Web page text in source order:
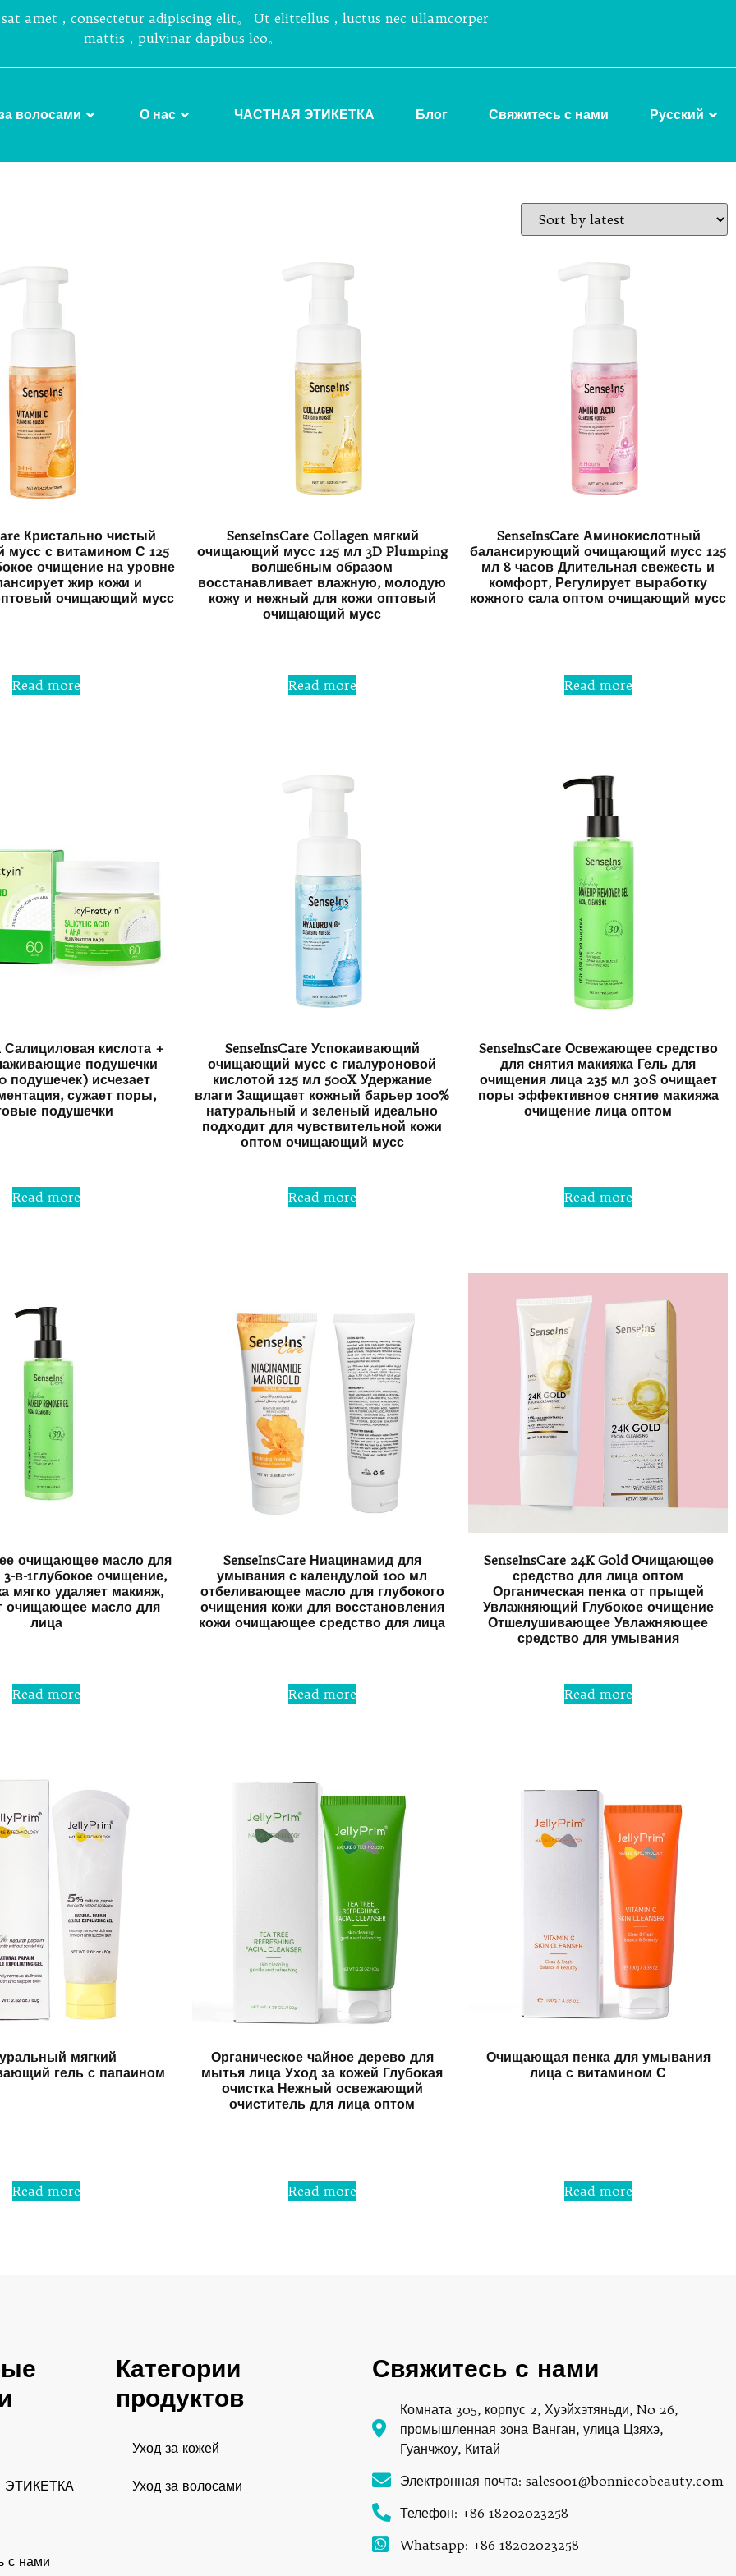
amet，consectetur adipiscing elit。 Ut elittellus，luctus nec ullamcorper
mattis，pulvinar dapibus leo。
волосами О нас ЧАСТНАЯ ЭТИКЕТКА Блог Свяжитесь с нами Русский
Кристально чистый
с витамином С 125
очищение на уровне
жир кожи и
очищающий мусс
5
Read more
SenseInsCare Collagen мягкий
очищающий мусс 125 мл 3D Plumping
волшебным образом
восстанавливает влажную, молодую
кожу и нежный для кожи оптовый
очищающий мусс
of
5
Read more
SenseInsCare Аминокислотный
балансирующий очищающий мусс 125
мл 8 часов Длительная свежесть и
комфорт, Регулирует выработку
кожного сала оптом очищающий мусс
5
Read more
кислота +
подушечки
подушечек) исчезает
сужает поры,
подушечки
5
Read more
SenseInsCare Успокаивающий
очищающий мусс с гиалуроновой
кислотой 125 мл 500X Удержание
влаги Защищает кожный барьер 100%
натуральный и зеленый идеально
подходит для чувствительной кожи
оптом очищающий мусс
0
out
of
Read more
SenseInsCare Освежающее средство
для снятия макияжа Гель для
очищения лица 235 мл 30S очищает
поры эффективное снятие макияжа
очищение лица оптом
5
Read more
очищающее масло для
в-1глубокое очищение,
мягко удаляет макияж,
очищающее масло для
лица
of
5
Read more
SenseInsCare Ниацинамид для
умывания с календулой 100 мл
отбеливающее масло для глубокого
очищения кожи для восстановления
кожи очищающее средство для лица
of
5
Read more
SenseInsCare 24K Gold Очищающее
средство для лица оптом
Органическая пенка от прыщей
Увлажняющий Глубокое очищение
Отшелушивающее Увлажняющее
средство для умывания
0
out
of
Read more
мягкий
гель с папаином
Read more
Органическое чайное дерево для
мытья лица Уход за кожей Глубокая
очистка Нежный освежающий
очиститель для лица оптом
5
Read more
Очищающая пенка для умывания
лица с витамином С
Read more
с нами
Категории
продуктов
Уход за кожей
Уход за волосами
Свяжитесь с нами
Комната 305, корпус 2, Хуэйхэтяньди, No 26,
промышленная зона Ванган, улица Цзяхэ,
Гуанчжоу, Китай
Электронная почта: sales001@bonniecobeauty.com
Телефон: +86 18202023258
Whatsapp: +86 18202023258